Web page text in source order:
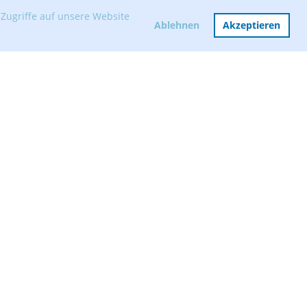
auf unsere Website
Ablehnen Akzeptieren